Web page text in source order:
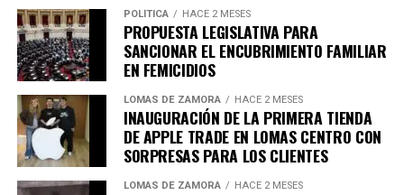
Si se considera el total anual, esto se traduce en unas
560 toneladas de alimentos que terminan en la basura.
La legisladora propone una alternativa: reemplazar esta
tradición por kits ecológicos, una opción que parece
viable y razonable a partir de los números.
Además de abordar la cuestión alimentaria, el proyecto
de ley tiene como meta promover un impacto positivo
en el medio ambiente, dado que las festividades actuales
CAMPAÑA DE CINE SOLIDARIO: DONA
FRAZADAS Y OBTEN ENTRADAS
POLÍTICA HACE 2 MESES
PROPUESTA LEGISLATIVA PARA
SANCIONAR EL ENCUBRIMIENTO FAMILIAR
EN FEMICIDIOS
LOMAS DE ZAMORA HACE 2 MESES
INAUGURACIÓN DE LA PRIMERA TIENDA
DE APPLE TRADE EN LOMAS CENTRO CON
SORPRESAS PARA LOS CLIENTES
LOMAS DE ZAMORA HACE 2 MESES